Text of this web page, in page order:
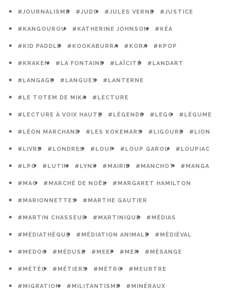
#JOURNALISME #JUDO #JULES VERNE #JUSTICE
#KANGOUROU #KATHERINE JOHNSON #KÉA
#KID PADDLE #KOOKABURRA #KORA #KPOP
#KRAKEN #LA FONTAINE #LAÏCITÉ #LANDART
#LANGAGE #LANGUES #LANTERNE
#LE TOTEM DE MIKA #LECTURE
#LECTURE À VOIX HAUTE #LÉGENDE #LEGO #LÉGUME
#LÉON MARCHAND #LES KOKEMARS #LIGOURE #LION
#LIVRE #LONDRES #LOUP #LOUP GAROU #LOUPIAC
#LPO #LUTIN #LYNX #MAIRIE #MANCHOT #MANGA
#MAO #MARCHÉ DE NOËL #MARGARET HAMILTON
#MARIONNETTES #MARTHE GAUTIER
#MARTIN CHASSEUR #MARTINIQUE #MÉDIAS
#MÉDIATHÈQUE #MÉDIATION ANIMALE #MÉDIÉVAL
#MEDOC #MÉDUSE #MEEF #MER #MÉSANGE
#MÉTÉO #MÉTIERS #MÉTRO #MEURTRE
#MIGRATION #MILITANTISME #MINÉRAUX